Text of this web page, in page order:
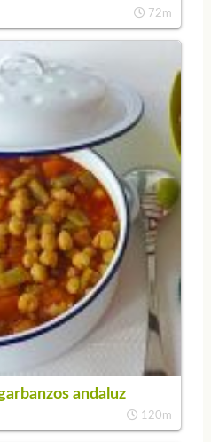
72m
andaluz
120m